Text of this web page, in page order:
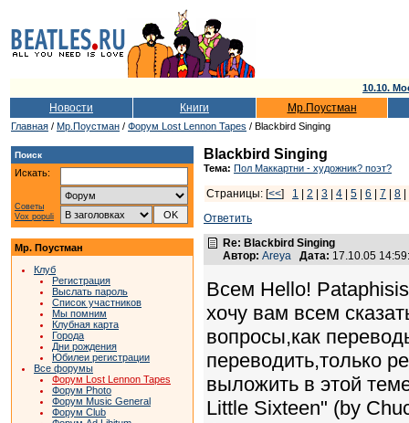
10.10.
Новости Книги Мр.Поустман
Главная / Мр.Поустман / Форум Lost Lennon Tapes / Blackbird Singing
Поиск
Искать:
Советы
Vox populi
Мр. Поустман
Клуб
Регистрация
Выслать пароль
Список участников
Мы помним
Клубная карта
Города
Дни рождения
Юбилеи регистрации
Все форумы
Форум Lost Lennon Tapes
Форум Photo
Форум Music General
Форум Club
Blackbird Singing
Тема: Пол Маккартни - художник? поэт?
Страницы: [<<] 1 2 3 4 5 6 7 8
Ответить
Re: Blackbird Singing
Автор: Areya Дата: 17.10.05
Всем Hello!
хочу вам всем
вопросы,как
переводить,только
выложить в этой
Little Sixteen" (by